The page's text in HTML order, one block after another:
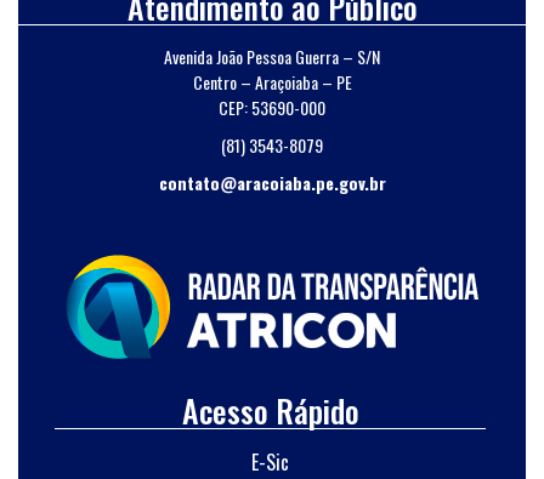
Avenida João Pessoa Guerra – S/N
Centro – Araçoiaba – PE
CEP: 53690-000
(81) 3543-8079
contato@aracoiaba.pe.gov.br
Acesso Rápido
E-Sic